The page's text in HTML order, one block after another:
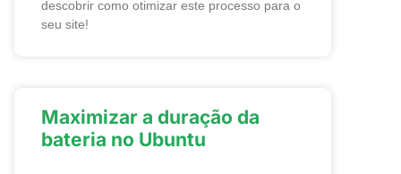
descobrir como otimizar este processo para o
seu site!
Maximizar a duração da
bateria no Ubuntu